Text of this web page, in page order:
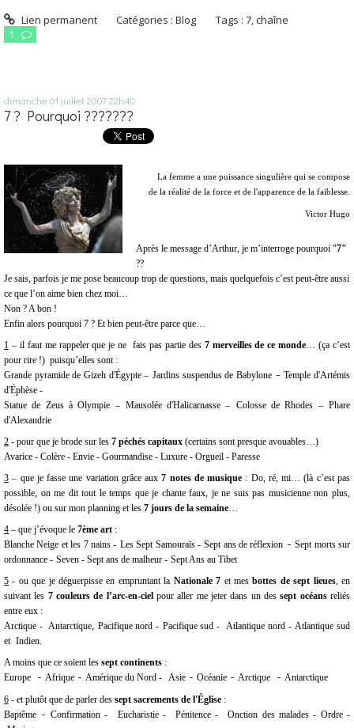
Lien permanent Catégories :Blog Tags :7,chaîne
1
dimanche 01 juillet 200722h40
7 ? Pourquoi ???????
La femme a une puissance singulière qui se compose
de la réalité de la force et de l'apparence de la faiblesse.
Victor Hugo
Après le message d’Arthur, je m’interroge pourquoi "7"
??
Je sais, parfois je me pose beaucoup trop de questions, mais quelquefois c’est peut-être aussi
ce que l’on aime bien chez moi…
Non ? A bon !
Enfin alors pourquoi 7 ? Et bien peut-être parce que…
1 – il faut me rappeler que je ne fais pas partie des 7 merveilles de ce monde … (ça c’est
pour rire !) puisqu’elles sont :
Grande pyramide de Gizeh d'Égypte – Jardins suspendus de Babylone -Temple d'Artémis
d'Éphèse -
Statue de Zeus à Olympie – Mausolée d'Halicarnasse – Colosse de Rhodes – Phare
d'Alexandrie
2 - pour que je brode sur les 7 péchés capitaux (certains sont presque avouables…)
Avarice - Colère - Envie - Gourmandise - Luxure - Orgueil - Paresse
3 – que je fasse une variation grâce aux 7 notes de musique : Do, ré, mi… (là c’est pas
possible, on me dit tout le temps que je chante faux, je ne suis pas musicienne non plus,
désolée !) ou sur mon planning et les 7 jours de la semaine…
4 – que j’évoque le 7ème art :
Blanche Neige et les 7 nains - Les Sept Samouraïs - Sept ans de réflexion -Sept morts sur
ordonnance - Seven - Sept ans de malheur - Sept Ans au Tibet
5 - ou que je déguerpisse en empruntant la Nationale 7 et mesbottes de sept lieues, en
suivant les 7 couleurs de l’arc-en-cielpour aller me jeter dans un dessept océansreliés
entre eux :
Arctique - Antarctique, Pacifique nord - Pacifique sud - Atlantique nord - Atlantique sud
et Indien.
A moins que ce soient les sept continents :
Europe
- Afrique - Amérique du Nord - Asie - Océanie - Arctique - Antarctique
6 - et plutôt que de parler des sept sacrements de l'Église :
Baptême -Confirmation - Eucharistie - Pénitence - Onction des malades - Ordre -